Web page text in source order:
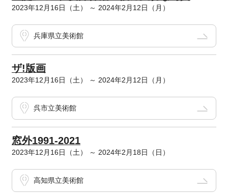
2023年12月16日（土） ～ 2024年2月12日（月）
兵庫県立美術館
ザ!版画
2023年12月16日（土） ～ 2024年2月12日（月）
呉市立美術館
窓外1991-2021
2023年12月16日（土） ～ 2024年2月18日（日）
高知県立美術館